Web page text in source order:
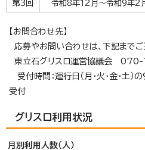
第3回 令和8年12月～令和9年2
【お問合わせ先】
応募やお問い合わせは、下記までご
東立石グリスロ運営協議会
受付時間：運行日（月・火・金・
受付
グリスロ利用状況
月別利用人数（人）